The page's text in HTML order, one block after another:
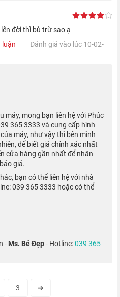
trang bị công nghệsạc pin
rút ngắn thời gian sạc tối đa.
phương phápsạc không dây
với Apple A15
được sản xuất trên tiến trình 5
đủ sức để bạn chiến mọi
sức trải nghiệm mọi ứng dụng.
chip nhanh nhất trong giới
đời thì bù trừ sao ạ
luận
Đánh giá vào lúc 10-02-
máy, mong bạn liên hệ với Phúc
365 3333 và cung cấp hình
máy, như vậy thì bên mình
để biết giá chính xác nhất
cửa hàng gần nhất để nhân
giá.
bạn có thể liên hệ với nhà
039 365 3333 hoặc có thể
- Ms. Bé Đẹp- Hotline:039 365
3 ➔